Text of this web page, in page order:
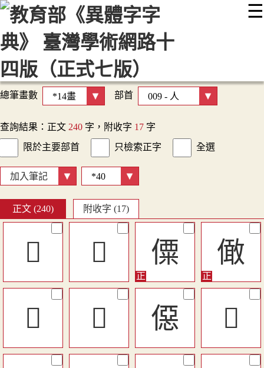
☰
::: 最新消息 常見問題 編輯說明
顯示模式
網站導覽
總筆畫數 部首
查詢結果：正文 240 字，附收字 17 字
限於主要部首
只檢索正字 全選
加入筆記
正文 (240) 附收字 (17)
󰓂 󷈱 僳 㒈
󷈸 󷈯 僫 󷈮